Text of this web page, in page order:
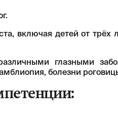
включая детей от трёх
глазными
болезни